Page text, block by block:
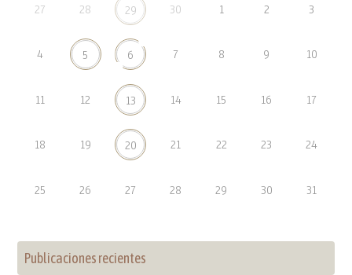
27 28 29 30 1 2 3
4 5 6 7 8 9 10
11 12 13 14 15 16 17
18 19 20 21 22 23 24
25 26 27 28 29 30 31
Publicaciones recientes